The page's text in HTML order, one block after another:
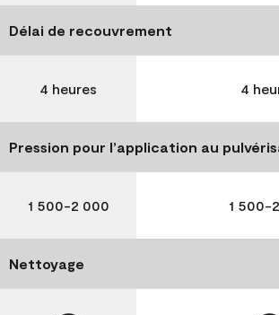
Délai de recouvrement
4 heures 4
Pression pour l’application au
1 500-2 000 1 500-
Nettoyage